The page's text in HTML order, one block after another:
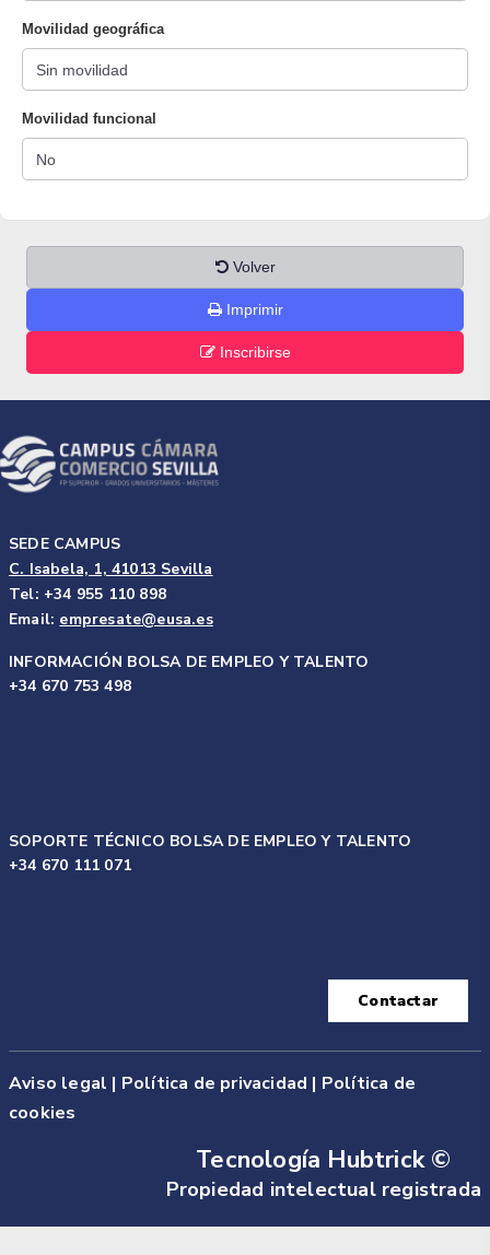
Movilidad geográfica
Movilidad funcional
Volver
Imprimir
Inscribirse
SEDE CAMPUS
C. Isabela, 1, 41013 Sevilla
Tel: +34 955 110 898
Email: empresate@eusa.es
INFORMACIÓN BOLSA DE EMPLEO Y TALENTO
+34 670 753 498
SOPORTE TÉCNICO BOLSA DE EMPLEO Y TALENTO
+34 670 111 071
Contactar
Aviso legal | Política de privacidad | Política de
cookies
Tecnología Hubtrick ©
Propiedad intelectual registrada